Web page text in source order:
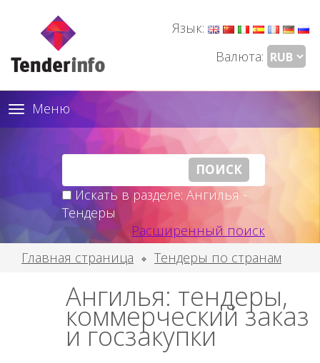
Язык:
Валюта:
Toggle
navigation
Меню
Искать в разделе: Ангилья -
Тендеры
Расширенный поиск
Главная страница
Тендеры по странам
Ангилья: тендеры,
коммерческий заказ
и госзакупки